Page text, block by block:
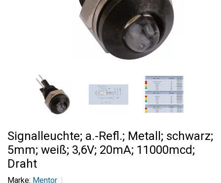
Signalleuchte; a.-Refl.; Metall; schwarz;
5mm; weiß; 3,6V; 20mA; 11000mcd;
Draht
Marke: Mentor